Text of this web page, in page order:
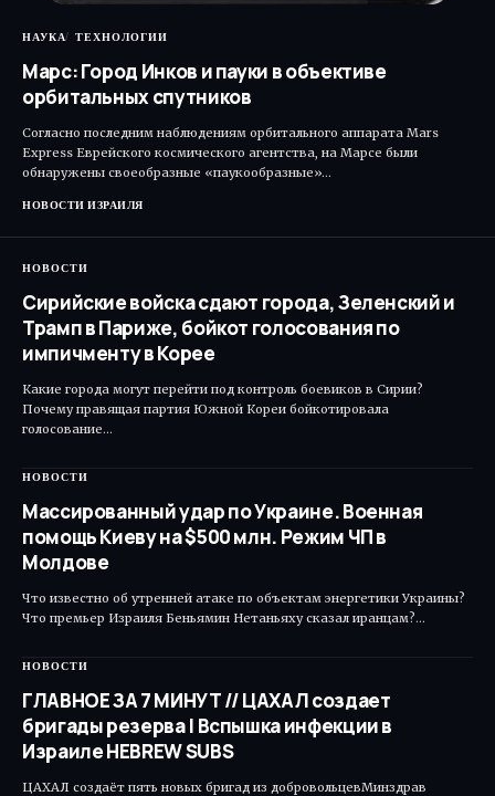
НАУКА ТЕХНОЛОГИИ
Марс: Город Инков и пауки в объективе
орбитальных спутников
Согласно последним наблюдениям орбитального аппарата Mars
Express Еврейского космического агентства, на Марсе были
обнаружены своеобразные «паукообразные»…
НОВОСТИ ИЗРАИЛЯ
НОВОСТИ
Сирийские войска сдают города, Зеленский и
Трамп в Париже, бойкот голосования по
импичменту в Корее
Какие города могут перейти под контроль боевиков в Сирии?
Почему правящая партия Южной Кореи бойкотировала
голосование…
НОВОСТИ
Массированный удар по Украине. Военная
помощь Киеву на $500 млн. Режим ЧП в
Молдове
Что известно об утренней атаке по объектам энергетики Украины?
Что премьер Израиля Беньямин Нетаньяху сказал иранцам?…
НОВОСТИ
ГЛАВНОЕ ЗА 7 МИНУТ // ЦАХАЛ создает
бригады резерва | Вспышка инфекции в
Израиле HEBREW SUBS
ЦАХАЛ создаёт пять новых бригад из добровольцевМинздрав